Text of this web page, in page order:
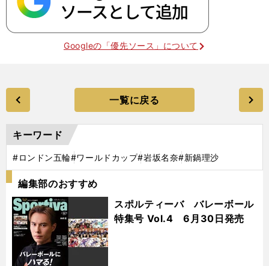
Googleの「優先ソース」について
一覧に戻る
キーワード
#ロンドン五輪#ワールドカップ#岩坂名奈#新鍋理沙
編集部のおすすめ
スポルティーバ バレーボール
特集号 Vol.4 6月30日発売